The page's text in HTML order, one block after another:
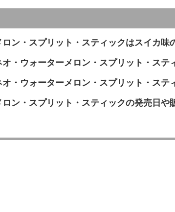
ン・スプリット・スティックはスイカ味
・ウォーターメロン・スプリット・ステ
・ウォーターメロン・スプリット・ステ
ン・スプリット・スティックの発売日や